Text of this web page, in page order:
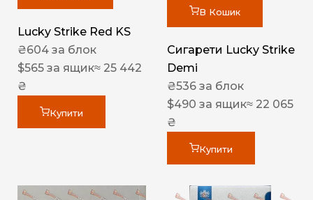
Lucky Strike Red KS
₴604 за блок
$565 за ящик≈ 25 442
₴
Купити
В Кошик
Сигарети Lucky Strike
Demi
₴536 за блок
$490 за ящик≈ 22 065
₴
Купити